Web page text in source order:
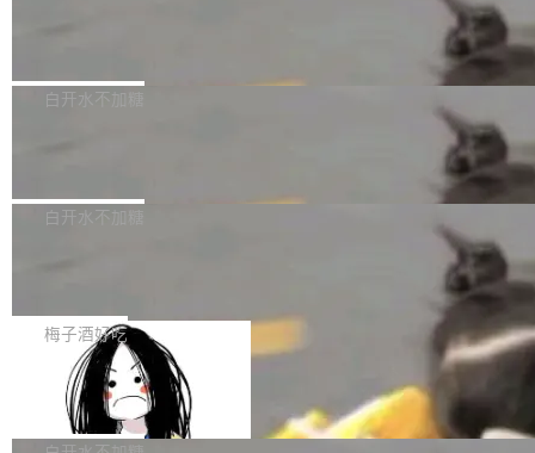
员工参与设立的专项资产管理计划。其中，Dee
获配9...
一个回归问题，该问题导致拉取镜像时会拒绝包
题，该问题可能导致在旧版 Linux 内核...
e 孵化器项目管理委员会（IPMC）投票中获得
P）！这一里程碑不仅标志着 Fluss 迈入新的发
白开水不加糖
长期停止内容更新，未能实现其作为“AI版维基百
提交的编辑请求也长期处于待处理状态。 Groki
pedia 于去年底上线，定位为由人工智能生成内
容的百科平台，被马斯克视为传统众包百科网站
维基百科的替代方案。Lawfare 调查发现，无论
热门页面还是低关注度页面，均未出现近期更
白开水不加糖
是这样的：配 MessageSource 的 Bean、写 R
eloadableResourceBundleMessageSource、
声明 LocaleResolver、注册 LocaleChangeInt
erceptor…五六步之后才能看到第一行翻译文
本。 Solon 换了个方式。整个 i18n 模块围绕三
梅子酒好吃
Apache Doris 4.1 全面增强 Iceberg：
支持 UPDATE、MERGE INTO 与 Iceb
erg V3
Apache Doris 4.1 要补齐的，正是缺失的那一
半。在已有查询能力的基础上，Doris 进一步支